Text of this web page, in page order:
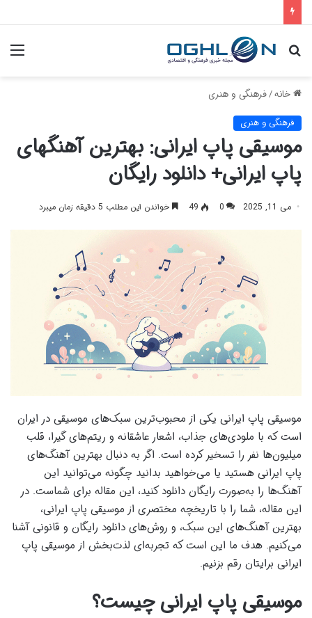
جستجو
خانه/فرهنگی و هنری
فرهنگی و هنری
موسیقی پاپ ایرانی: بهترین آهنگهای
پاپ ایرانی+ دانلود رایگان
می 11, 2025 0
49 خواندن این مطلب 5 دقیقه زمان میبرد
موسیقی پاپ ایرانی یکی از محبوب‌ترین سبک‌های موسیقی در ایران
است که با ملودی‌های جذاب، اشعار عاشقانه و ریتم‌های گیرا، قلب
میلیون‌ها نفر را تسخیر کرده است. اگر به دنبال بهترین آهنگ‌های
پاپ ایرانی هستید یا می‌خواهید بدانید چگونه می‌توانید این
آهنگ‌ها را به‌صورت رایگان دانلود کنید، این مقاله برای شماست. در
این مقاله، شما را با تاریخچه مختصری از موسیقی پاپ ایرانی،
بهترین آهنگ‌های این سبک، و روش‌های دانلود رایگان و قانونی آشنا
می‌کنیم. هدف ما این است که تجربه‌ای لذت‌بخش از موسیقی پاپ
ایرانی برایتان رقم بزنیم.
موسیقی پاپ ایرانی چیست؟